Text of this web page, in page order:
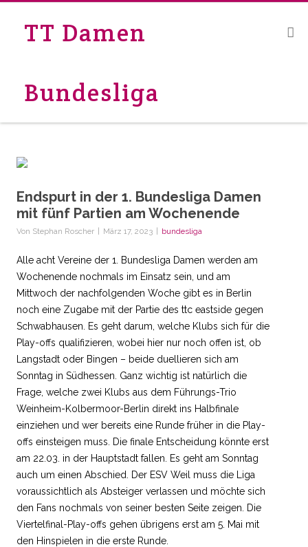
TT Damen
Bundesliga
Endspurt in der 1. Bundesliga Damen
mit fünf Partien am Wochenende
Von Stephan Roscher März 17, 2023 bundesliga
Alle acht Vereine der 1. Bundesliga Damen werden am
Wochenende nochmals im Einsatz sein, und am
Mittwoch der nachfolgenden Woche gibt es in Berlin
noch eine Zugabe mit der Partie des ttc eastside gegen
Schwabhausen. Es geht darum, welche Klubs sich für die
Play-offs qualifizieren, wobei hier nur noch offen ist, ob
Langstadt oder Bingen – beide duellieren sich am
Sonntag in Südhessen. Ganz wichtig ist natürlich die
Frage, welche zwei Klubs aus dem Führungs-Trio
Weinheim-Kolbermoor-Berlin direkt ins Halbfinale
einziehen und wer bereits eine Runde früher in die Play-
offs einsteigen muss. Die finale Entscheidung könnte erst
am 22.03. in der Hauptstadt fallen. Es geht am Sonntag
auch um einen Abschied. Der ESV Weil muss die Liga
voraussichtlich als Absteiger verlassen und möchte sich
den Fans nochmals von seiner besten Seite zeigen. Die
Viertelfinal-Play-offs gehen übrigens erst am 5. Mai mit
den Hinspielen in die erste Runde.